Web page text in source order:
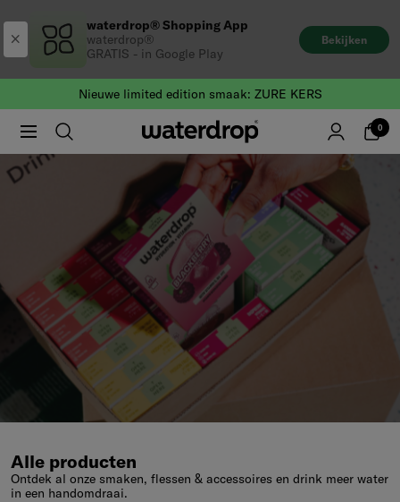
de
inhoud
gaan
waterdrop® Shopping App
waterdrop®
GRATIS - in Google Play
Bekijken
Nieuwe limited edition smaak: ZURE KERS
0
Alle producten
Ontdek al onze smaken, flessen & accessoires en drink meer water
in een handomdraai.